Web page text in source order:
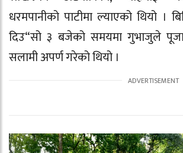
धरमपानीको पाटीमा ल्याएको थियो ।
दिउ“सो ३ बजेको समयमा गुभाजुले
सलामी अपर्ण गरेको थियो ।